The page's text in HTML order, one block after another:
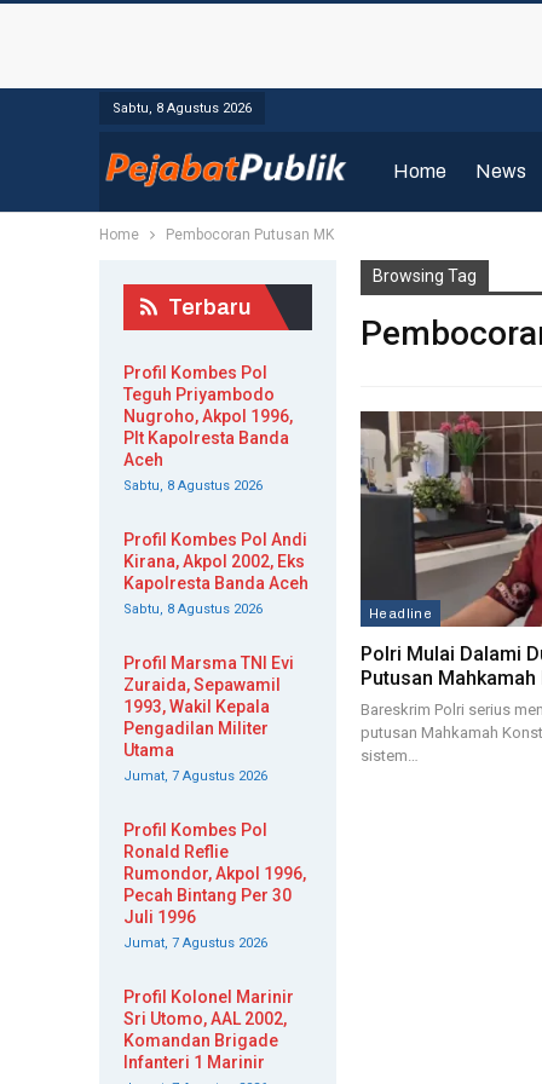
Sabtu, 8 Agustus 2026
Home News
Home Pembocoran Putusan MK
Browsing Tag
Headline
Polri Mulai Dalami
Putusan
Bareskrim Polri serius
putusan Mahkamah
sistem…
Terbaru
Profil Kombes Pol
Teguh Priyambodo
Nugroho, Akpol 1996,
Plt Kapolresta Banda
Aceh
Sabtu, 8 Agustus 2026
Profil Kombes Pol Andi
Kirana, Akpol 2002, Eks
Kapolresta Banda Aceh
Sabtu, 8 Agustus 2026
Profil Marsma TNI Evi
Zuraida, Sepawamil
1993, Wakil Kepala
Pengadilan Militer
Utama
Jumat, 7 Agustus 2026
Profil Kombes Pol
Ronald Reflie
Rumondor, Akpol 1996,
Pecah Bintang Per 30
Juli 1996
Jumat, 7 Agustus 2026
Profil Kolonel Marinir
Sri Utomo, AAL 2002,
Komandan Brigade
Infanteri 1 Marinir